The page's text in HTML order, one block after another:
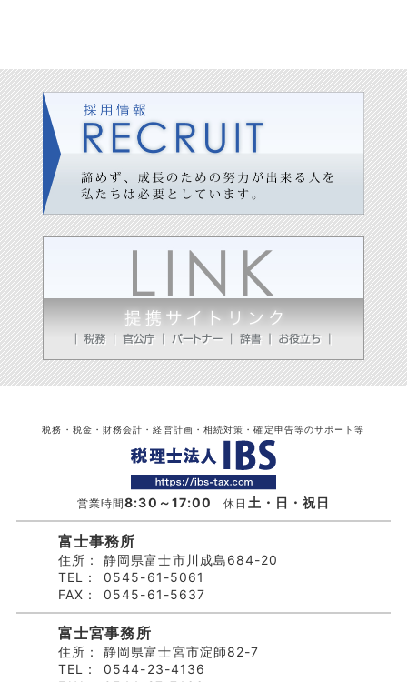
税務・税金・財務会計・経営計画・相続対策・確定申告等のサポート等
営業時間8:30～17:00 休日 土・日・祝日
富士事務所
住所：
静岡県富士市川成島684-20
TEL：
0545-61-5061
FAX：
0545-61-5637
富士宮事務所
住所：
静岡県富士宮市淀師82-7
TEL：
0544-23-4136